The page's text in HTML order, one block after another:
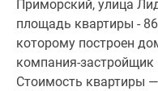
Приморский, улица
площадь квартиры -
которому построен
компания-застройщик
Стоимость квартиры